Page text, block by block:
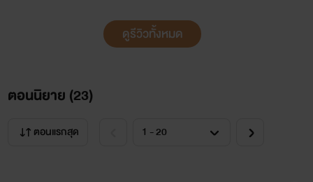
พอล
ดูรีวิวทั้งหมด
ตอนนิยาย (23)
ตอนแรกสุด